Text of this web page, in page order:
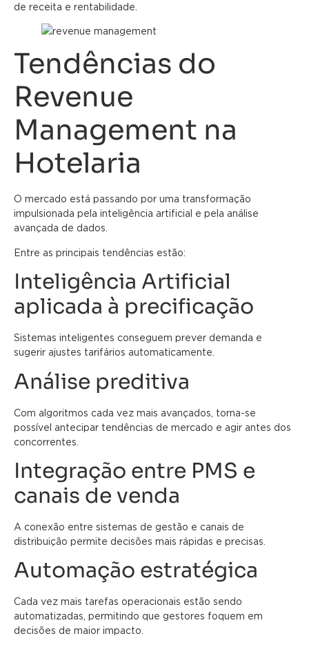
de receita e rentabilidade.
Tendências do
Revenue
Management na
Hotelaria
O mercado está passando por uma transformação
impulsionada pela inteligência artificial e pela análise
avançada de dados.
Entre as principais tendências estão:
Inteligência Artificial
aplicada à precificação
Sistemas inteligentes conseguem prever demanda e
sugerir ajustes tarifários automaticamente.
Análise preditiva
Com algoritmos cada vez mais avançados, torna-se
possível antecipar tendências de mercado e agir antes dos
concorrentes.
Integração entre PMS e
canais de venda
A conexão entre sistemas de gestão e canais de
distribuição permite decisões mais rápidas e precisas.
Automação estratégica
Cada vez mais tarefas operacionais estão sendo
automatizadas, permitindo que gestores foquem em
decisões de maior impacto.